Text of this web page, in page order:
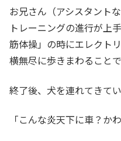
お兄さん（アシスタント
トレーニングの進行が上
筋体操」の時にエレクト
横無尽に歩きまわることで
終了後、犬を連れてきて
「こんな炎天下に車？か